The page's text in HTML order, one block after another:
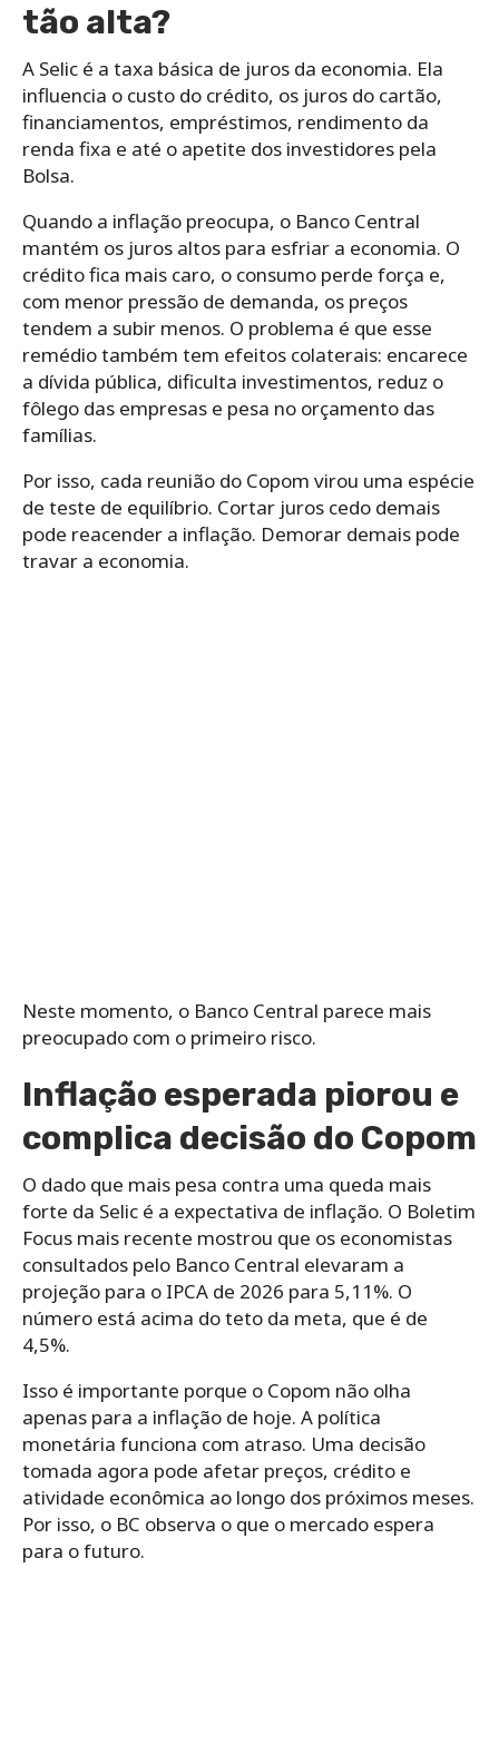
tão alta?
A Selic é a taxa básica de juros da economia. Ela
influencia o custo do crédito, os juros do cartão,
financiamentos, empréstimos, rendimento da
renda fixa e até o apetite dos investidores pela
Bolsa.
Quando a inflação preocupa, o Banco Central
mantém os juros altos para esfriar a economia. O
crédito fica mais caro, o consumo perde força e,
com menor pressão de demanda, os preços
tendem a subir menos. O problema é que esse
remédio também tem efeitos colaterais: encarece
a dívida pública, dificulta investimentos, reduz o
fôlego das empresas e pesa no orçamento das
famílias.
Por isso, cada reunião do Copom virou uma espécie
de teste de equilíbrio. Cortar juros cedo demais
pode reacender a inflação. Demorar demais pode
travar a economia.
Neste momento, o Banco Central parece mais
preocupado com o primeiro risco.
Inflação esperada piorou e
complica decisão do Copom
O dado que mais pesa contra uma queda mais
forte da Selic é a expectativa de inflação. O Boletim
Focus mais recente mostrou que os economistas
consultados pelo Banco Central elevaram a
projeção para o IPCA de 2026 para 5,11%. O
número está acima do teto da meta, que é de
4,5%.
Isso é importante porque o Copom não olha
apenas para a inflação de hoje. A política
monetária funciona com atraso. Uma decisão
tomada agora pode afetar preços, crédito e
atividade econômica ao longo dos próximos meses.
Por isso, o BC observa o que o mercado espera
para o futuro.